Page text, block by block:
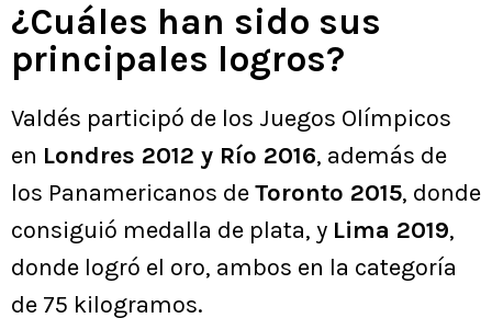
¿Cuáles han sido sus
principales logros?
Valdés participó de los Juegos Olímpicos
en Londres 2012 y Río 2016, además de
los Panamericanos deToronto 2015, donde
consiguió medalla de plata, y Lima 2019,
donde logró el oro, ambos en la categoría
de 75 kilogramos.